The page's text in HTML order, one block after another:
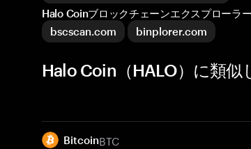
Halo Coinブロックチェーンエクスプローラー
bscscan.com
binplorer.com
Halo Coin（HALO）に類似
BitcoinBTC